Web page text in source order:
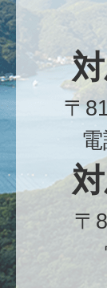
〒
〒